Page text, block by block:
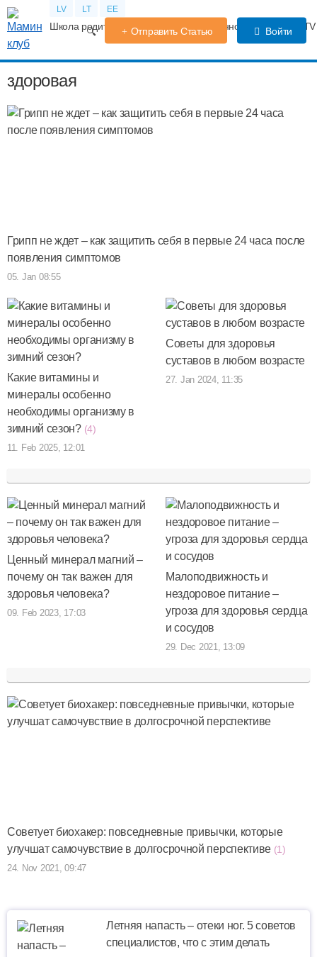
LV LT EE
Школа родителей Календарь беременности Форум
Отправить Статью Войти
здоровая
Грипп не ждет – как защитить себя в первые 24 часа после
появления симптомов
05. Jan 08:55
Какие витамины и
минералы особенно
необходимы организму в
зимний сезон? (4)
11. Feb 2025, 12:01
Советы для здоровья
суставов в любом возрасте
27. Jan 2024, 11:35
Ценный минерал магний –
почему он так важен для
здоровья человека?
09. Feb 2023, 17:03
Малоподвижность и
нездоровое питание –
угроза для здоровья сердца
и сосудов
29. Dec 2021, 13:09
Советует биохакер: повседневные привычки, которые
улучшат самочувствие в долгосрочной перспективе (1)
24. Nov 2021, 09:47
Летняя напасть – отеки ног. 5 советов
специалистов, что с этим делать